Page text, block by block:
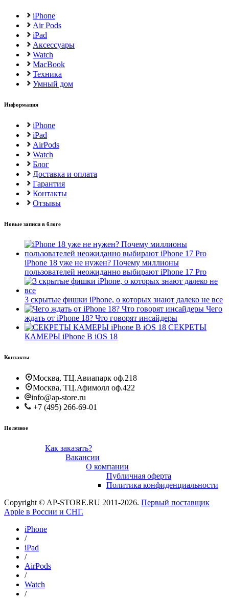
iPhone
Air Pods
iPad
Аксессуары
Watch
MacBook
Техника
Умный дом
Информация
iPhone
iPad
AirPods
Watch
Блог
Доставка и оплата
Гарантия
Контакты
Отзывы
Новые записи в блоге
iPhone 18 уже не нужен? Почему миллионы
пользователей неожиданно выбирают iPhone 17 Pro
3 скрытые фишки iPhone, о которых знают далеко не все
Чего
ждать от iPhone 18? Что говорят инсайдеры
СЕКРЕТЫ
КАМЕРЫ iPhone В iOS 18
Контакты
Москва, ТЦ.Авиапарк оф.218
Москва, ТЦ.Афимолл оф.422
info@ap-store.ru
+7 (495) 266-69-01
Полезное
Как заказать?
Вакансии
О компании
Публичная оферта
Политика конфиденциальности
Copyright © AP-STORE.RU 2011-2026. Первый поставщик
Apple в России и СНГ.
iPhone
/
iPad
/
AirPods
/
Watch
/